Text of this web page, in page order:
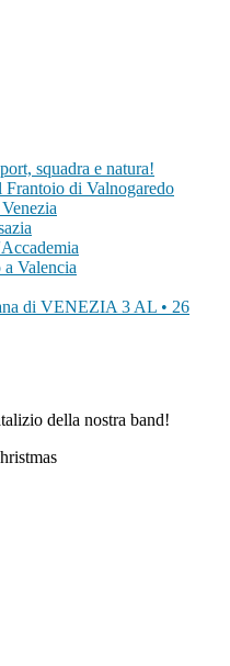
squadra e natura!
Frantoio di Valnogaredo
Valencia
di VENEZIA 3 AL • 26
della nostra band!